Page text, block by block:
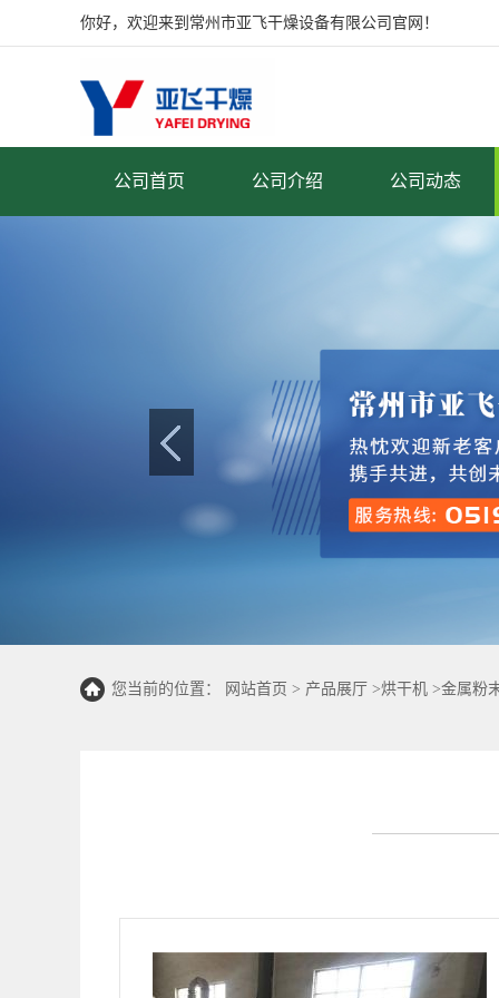
你好，欢迎来到常州市亚飞干燥设备有限公司官网！
公司首页 公司介绍 公司动态
您当前的位置： 网站首页 > 产品展厅 >烘干机 >金属粉